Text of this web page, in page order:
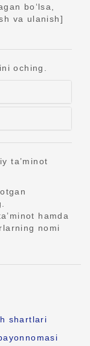
bo‘lsa,
va ulanish]
oching.
ta’minot
hamda
nomi
shartlari